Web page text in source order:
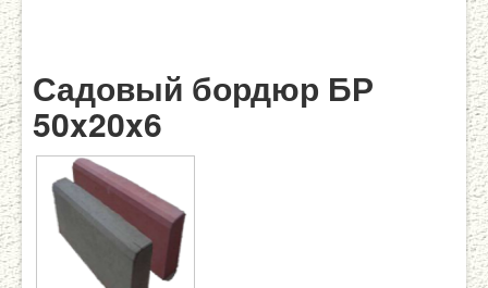
Садовый бордюр БР
50x20x6